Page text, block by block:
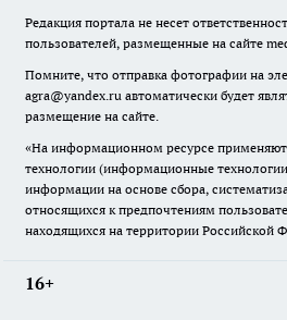
Редакция портала не несет
пользователей, размещенные на сайте
Помните, что отправка фотографии на
agra@yandex.ru автоматически будет
размещение на сайте.
«На информационном ресурсе
технологии (информационные
информации на основе сбора,
относящихся к предпочтениям
находящихся на территории Российской
16+